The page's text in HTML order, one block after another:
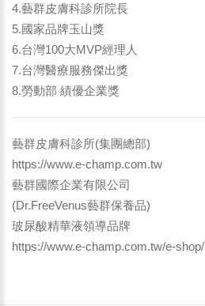
4.藝群皮膚科診所院長
5.國家品牌玉山獎
6.台灣100大MVP經理人
7.台灣醫療服務傑出獎
8.勞動部 績優企業獎
藝群皮膚科診所(集團總部)
https://www.e-champ.com.tw
藝群國際企業有限公司
(Dr.FreeVenus藝群保養品)
玻尿酸精華液領導品牌
https://www.e-champ.com.tw/e-shop/